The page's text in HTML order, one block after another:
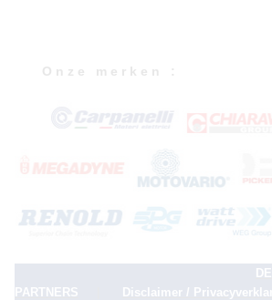
O n z e m e r k e n :
PARTNERS Disclaimer /